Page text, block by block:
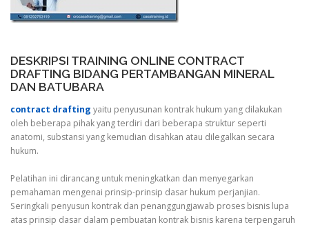
DESKRIPSI TRAINING ONLINE CONTRACT
DRAFTING BIDANG PERTAMBANGAN MINERAL
DAN BATUBARA
contract drafting yaitu penyusunan kontrak hukum yang dilakukan
oleh beberapa pihak yang terdiri dari beberapa struktur seperti
anatomi, substansi yang kemudian disahkan atau dilegalkan secara
hukum.
Pelatihan ini dirancang untuk meningkatkan dan menyegarkan
pemahaman mengenai prinsip-prinsip dasar hukum perjanjian.
Seringkali penyusun kontrak dan penanggungjawab proses bisnis lupa
atas prinsip dasar dalam pembuatan kontrak bisnis karena terpengaruh